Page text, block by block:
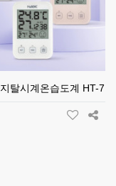
탈시계온습도계 HT-7